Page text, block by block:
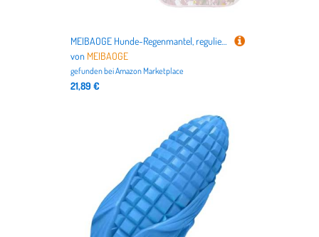
MEIBAOGE Hunde-Regenmantel, regulierbar, bequemer Hundemantel, leicht zu waschen, Hundebekleidung für Outdoor-Aktivitäten
von MEIBAOGE
gefunden beiAmazon Marketplace
21,89 €